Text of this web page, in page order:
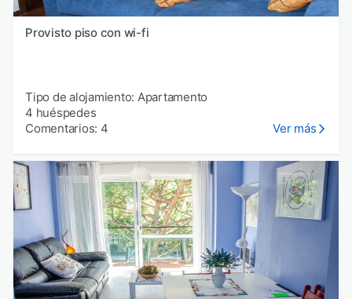
Provisto piso con wi-fi
Tipo de alojamiento: Apartamento
4 huéspedes
Comentarios: 4
Ver más